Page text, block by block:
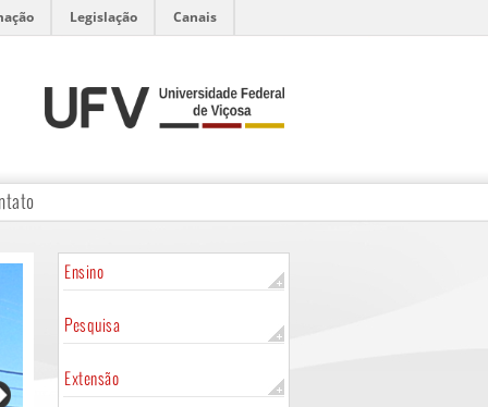
Legislação Canais
Ensino
Pesquisa
Extensão